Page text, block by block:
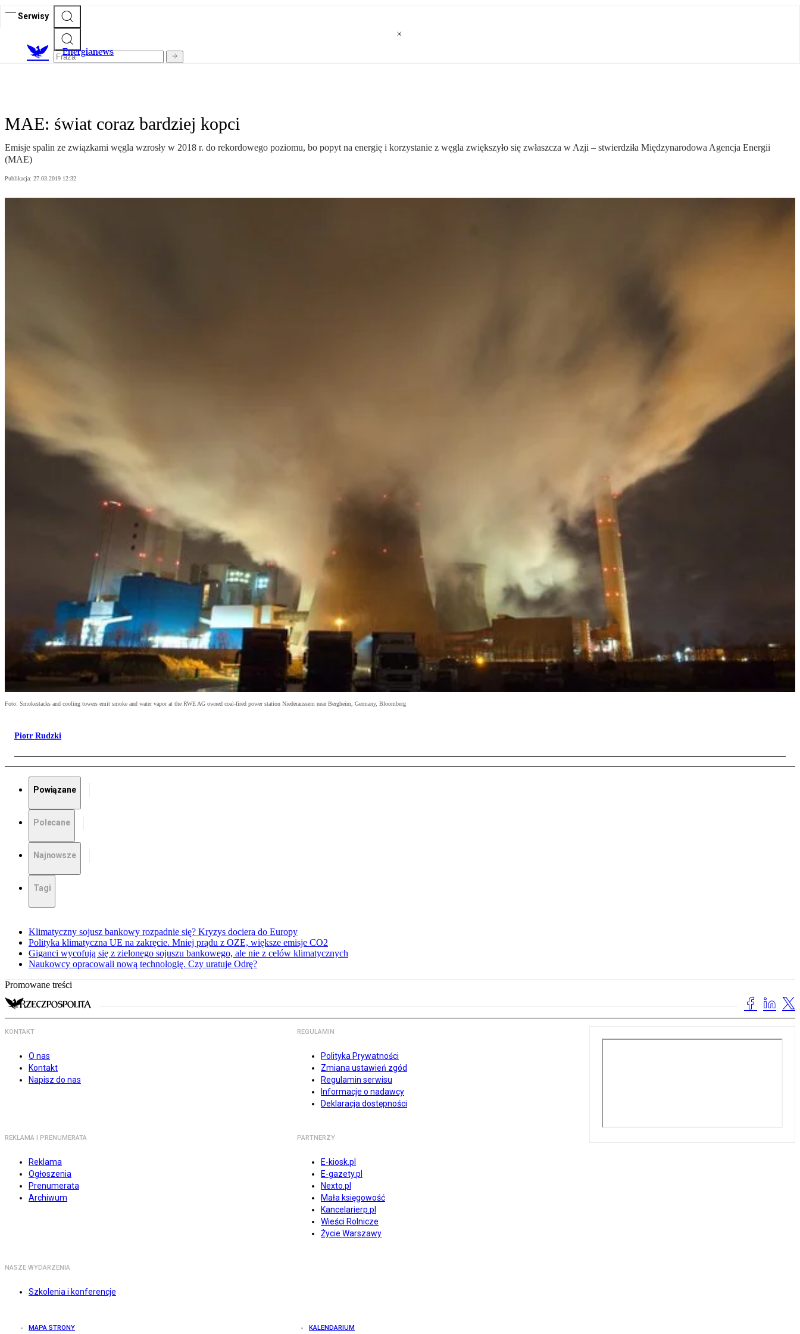
Serwisy
Energianews
MAE: świat coraz bardziej kopci
Emisje spalin ze związkami węgla wzrosły w 2018 r. do rekordowego poziomu, bo popyt na energię i korzystanie z węgla zwiększyło się zwłaszcza w Azji – stwierdziła Międzynarodowa Agencja Energii
(MAE)
Publikacja: 27.03.2019 12:32
Foto: Smokestacks and cooling towers emit smoke and water vapor at the RWE AG owned coal-fired power station Niederaussem near Bergheim, Germany, Bloomberg
Piotr Rudzki
Powiązane
Polecane
Najnowsze
Tagi
Klimatyczny sojusz bankowy rozpadnie się? Kryzys dociera do Europy
Polityka klimatyczna UE na zakręcie. Mniej prądu z OZE, większe emisje CO2
Giganci wycofują się z zielonego sojuszu bankowego, ale nie z celów klimatycznych
Naukowcy opracowali nową technologię. Czy uratuje Odrę?
Promowane treści
KONTAKT
O nas
Kontakt
Napisz do nas
REGULAMIN
Polityka Prywatności
Zmiana ustawień zgód
Regulamin serwisu
Informacje o nadawcy
Deklaracja dostępności
REKLAMA I PRENUMERATA
Reklama
Ogłoszenia
Prenumerata
Archiwum
PARTNERZY
E-kiosk.pl
E-gazety.pl
Nexto.pl
Mała księgowość
Kancelarierp.pl
Wieści Rolnicze
Życie Warszawy
NASZE WYDARZENIA
Szkolenia i konferencje
MAPA STRONY KALENDARIUM